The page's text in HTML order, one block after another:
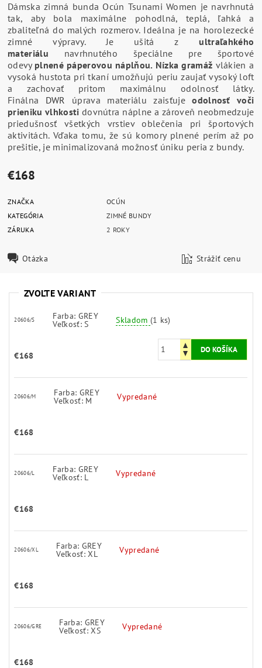
Dámska zimná bunda Ocún Tsunami Women je navrhnutá
tak, aby bola maximálne pohodlná, teplá, ľahká a
zbaliteľná do malých rozmerov. Ideálna je na horolezecké
zimné výpravy. Je ušitá zultraľahkého
materiálu navrhnutého špeciálne pre športové
odevy plnené páperovou náplňou. Nízka gramáž vlákien a
vysoká hustota pri tkaní umožňujú periu zaujať vysoký loft
a zachovať pritom maximálnu odolnosť látky.
Finálna DWR úprava materiálu zaisťujeodolnosť voči
prieniku vlhkosti dovnútra náplne a zároveň neobmedzuje
priedušnosť všetkých vrstiev oblečenia pri športových
aktivitách. Vďaka tomu, že sú komory plnené perím až po
prešitie, je minimalizovaná možnosť úniku peria z bundy.
€168
ZNAČKA
OCÚN
KATEGÓRIA
ZIMNÉ BUNDY
ZÁRUKA
2 ROKY
Otázka Strážiť cenu
ZVOĽTE VARIANT
20606/S Farba: GREY
Veľkosť: S Skladom (1 ks)
€168
20606/M Farba: GREY
Veľkosť: M Vypredané
€168
20606/L Farba: GREY
Veľkosť: L Vypredané
€168
20606/XL Farba: GREY
Veľkosť: XL Vypredané
€168
20606/GRE Farba: GREY
Veľkosť: XS Vypredané
€168